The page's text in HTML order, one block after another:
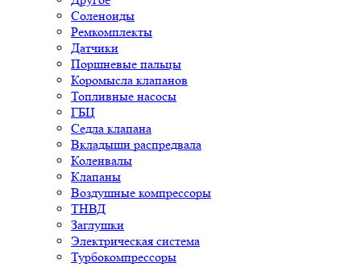
Соленоиды
Ремкомплекты
Датчики
Поршневые пальцы
Коромысла клапанов
Топливные насосы
ГБЦ
Седла клапана
Вкладыши распредвала
Коленвалы
Клапаны
Воздушные компрессоры
ТНВД
Заглушки
Электрическая система
Турбокомпрессоры